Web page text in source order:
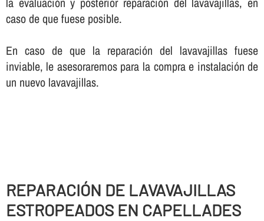
caso de que fuese posible.
En caso de que la reparación del lavavajillas fuese
inviable, le asesoraremos para la compra e instalación de
un nuevo lavavajillas.
REPARACIÓN DE LAVAVAJILLAS
ESTROPEADOS EN CAPELLADES